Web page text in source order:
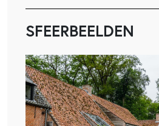
SFEERBEELDEN